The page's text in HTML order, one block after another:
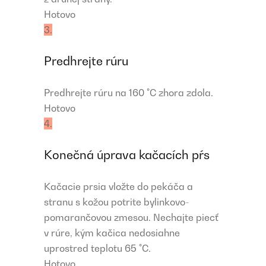
Hotovo
3.
Predhrejte rúru
Predhrejte rúru na 160 °C zhora zdola.
Hotovo
4.
Konečná úprava kačacích pŕs
Kačacie prsia vložte do pekáča a
stranu s kožou potrite bylinkovo-
pomarančovou zmesou. Nechajte piecť
v rúre, kým kačica nedosiahne
uprostred teplotu 65 °C.
Hotovo